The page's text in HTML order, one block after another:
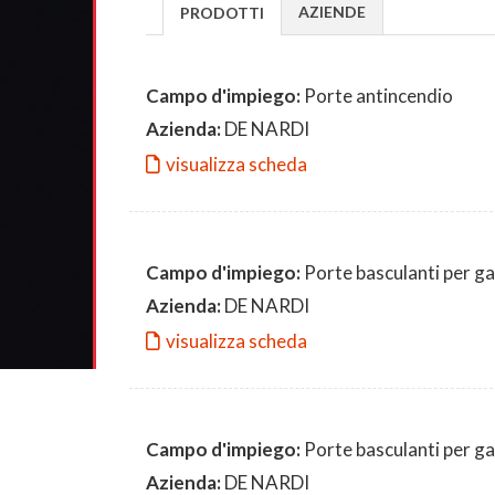
PRODOTTI AZIENDE
Campo d'impiego: Porte antincendio
Azienda:DE NARDI
visualizza scheda
Campo d'impiego: Porte basculanti per
Azienda:DE NARDI
visualizza scheda
Campo d'impiego: Porte basculanti per
Azienda:DE NARDI